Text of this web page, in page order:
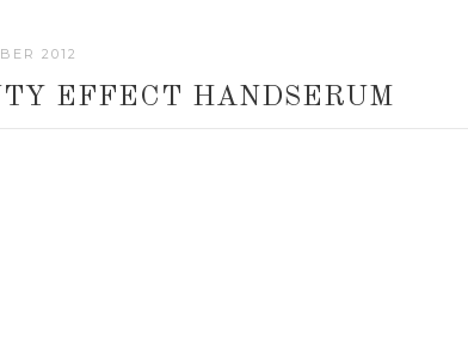
2012
EFFECT HANDSERUM